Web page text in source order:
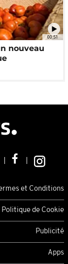
00:51
nouveau
et Conditions
Politique de Cookie
Publicité
Apps